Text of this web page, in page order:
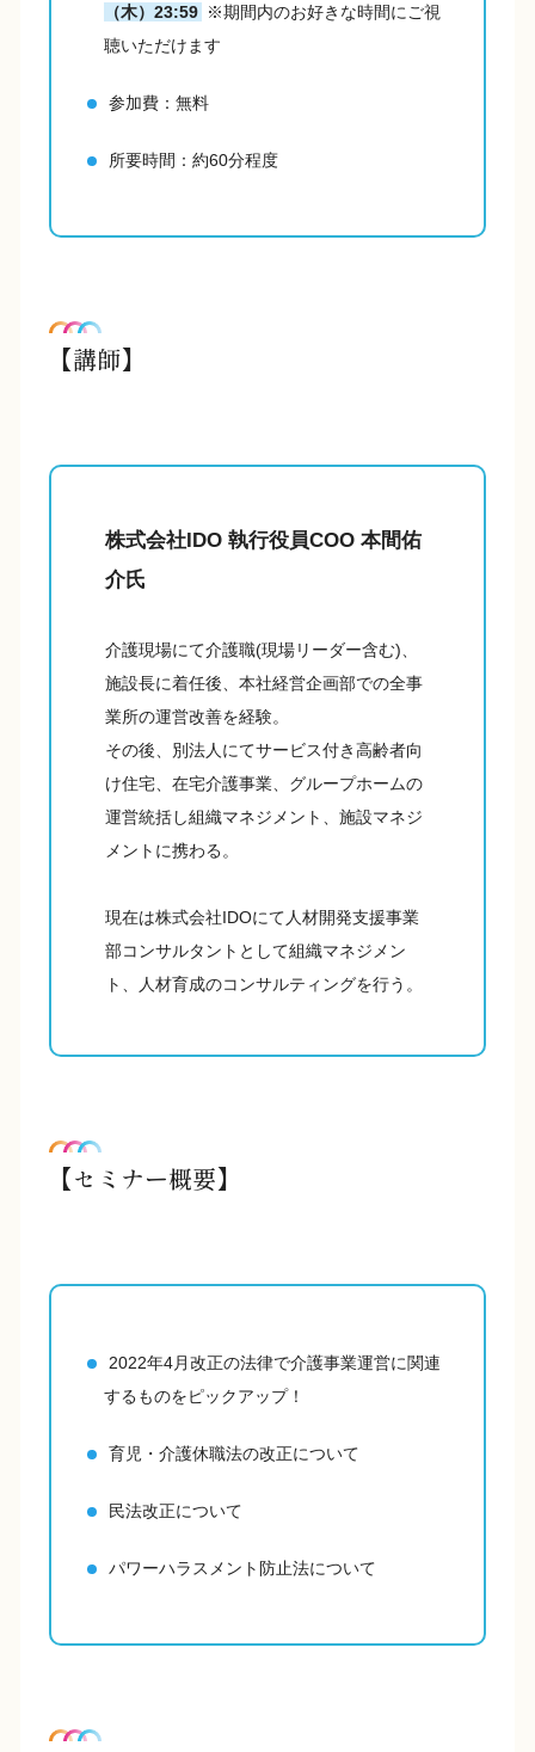
（木）23:59 ※期間内のお好きな時間にご視
聴いただけます
参加費：無料
所要時間：約60分程度
【講師】
株式会社IDO 執行役員COO 本間佑
介氏
介護現場にて介護職(現場リーダー含む)、
施設長に着任後、本社経営企画部での全事
業所の運営改善を経験。
その後、別法人にてサービス付き高齢者向
け住宅、在宅介護事業、グループホームの
運営統括し組織マネジメント、施設マネジ
メントに携わる。
現在は株式会社IDOにて人材開発支援事業
部コンサルタントとして組織マネジメン
ト、人材育成のコンサルティングを行う。
【セミナー概要】
2022年4月改正の法律で介護事業運営に関連
するものをピックアップ！
育児・介護休職法の改正について
民法改正について
パワーハラスメント防止法について